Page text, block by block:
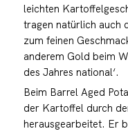
leichten
tragen natürlich auch
zum feinen
anderem Gold beim
des Jahres national‘.
Beim Barrel Aged
der Kartoffel durch
herausgearbeitet. Er